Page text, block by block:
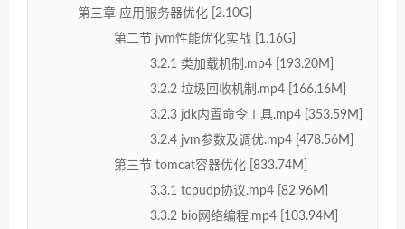
第三章 应用服务器优化 [2.10G]
第二节 jvm性能优化实战 [1.16G]
3.2.1 类加载机制.mp4 [193.20M]
3.2.2 垃圾回收机制.mp4 [166.16M]
3.2.3 jdk内置命令工具.mp4 [353.59M]
3.2.4 jvm参数及调优.mp4 [478.56M]
第三节 tomcat容器优化 [833.74M]
3.3.1 tcpudp协议.mp4 [82.96M]
3.3.2 bio网络编程.mp4 [103.94M]